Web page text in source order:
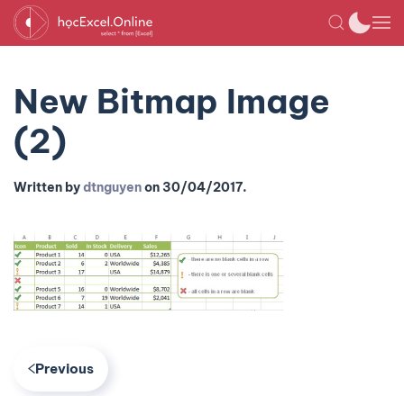
New Bitmap Image
(2)
Written bydtnguyenon 30/04/2017.
Previous